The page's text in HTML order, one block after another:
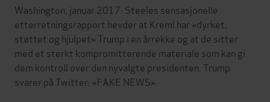
Washington, januar 2017: Steeles sensasjonelle
etterretningsrapport hevder at Kreml har «dyrket,
støttet og hjulpet» Trump i en årrekke og at de sitter
med et sterkt kompromitterende materiale som kan gi
dem kontroll over den nyvalgte presidenten. Trump
svarer på Twitter: «FAKE NEWS».